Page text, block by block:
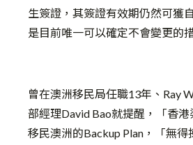
生簽證，其簽證有效期仍然可獲
是目前唯一可以確定不會變更的
曾在澳洲移民局任職13年、Ray
部經理David Bao就提醒，「香港
移民澳洲的Backup Plan，「無